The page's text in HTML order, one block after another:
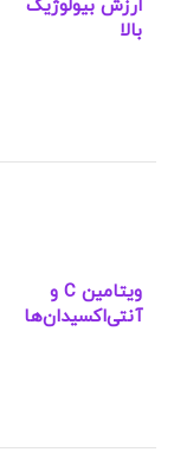
ارزش بیولوژیک
بالا
ویتامین C و
آنتی‌اکسیدان‌ها